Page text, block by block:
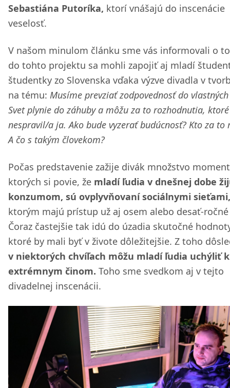
Sebastiána Putoríka, ktorí vnášajú do inscenácie
veselosť.
V našom minulom článku sme vás informovali o
do tohto projektu sa mohli zapojiť aj mladí
študentky zo Slovenska vďaka výzve divadla v
na tému: Musíme prevziať zodpovednosť do
Svet plynie do záhuby a môžu za to rozhodnutia,
nespravil/a ja. Ako bude vyzerať budúcnosť? Kto za to
A čo s takým človekom?
Počas predstavenie zažije divák množstvo
ktorých si povie, že mladí ľudia v dnešnej dobe
konzumom, sú ovplyvňovaní sociálnymi sieťami,
ktorým majú prístup už aj osem alebo desať-
Čoraz častejšie tak idú do úzadia skutočné
ktoré by mali byť v živote dôležitejšie. Z toho
v niektorých chvíľach môžu mladí ľudia uchýliť k
extrémnym činom. Toho sme svedkom aj v tejto
divadelnej inscenácii.